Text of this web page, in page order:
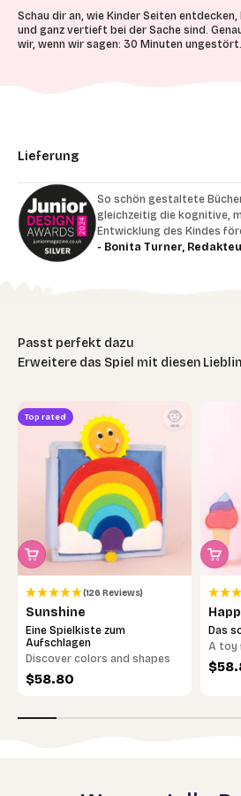
Schau dir an, wie Kinder Seiten
und ganz vertieft bei der Sache sind.
wir, wenn wir sagen: 30 Minuten ungestört.
So schön gestaltete
gleichzeitig die kognitive,
Entwicklung des Kindes
- Bonita Turner,
Lieferung
Erweitere das Spiel mit diesen
Top rated
(126 Reviews)
Sunshine
Eine Spielkiste zum
Aufschlagen
Discover colors and shapes
Sale price
$58.80
Das
A toy
Sale